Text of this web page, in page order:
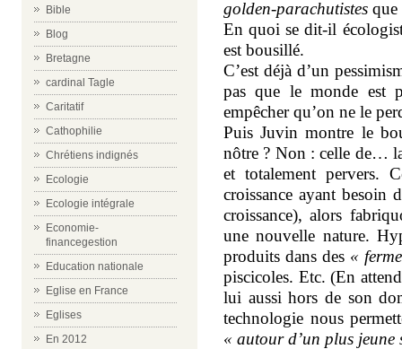
Bible
Blog
Bretagne
cardinal Tagle
Caritatif
Cathophilie
Chrétiens indignés
Ecologie
Ecologie intégrale
Economie-
financegestion
Education nationale
Eglise en France
Eglises
En 2012
golden-parachutistes que
En quoi se dit-il
est bousillé.
C’est déjà d’un
pas que le monde est
empêcher qu’on ne le
Puis Juvin montre le
nôtre ? Non : celle de…
et totalement pervers.
croissance ayant besoin
croissance), alors
une nouvelle nature.
produits dans des «
piscicoles. Etc. (En
lui aussi hors de son
technologie nous
« autour d’un plus jeune